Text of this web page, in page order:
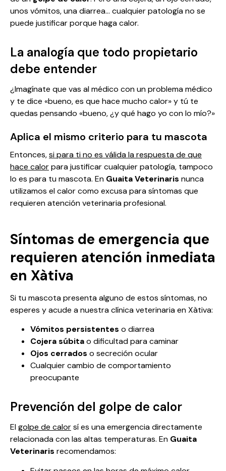
unos vómitos, una diarrea… cualquier patología no se
puede justificar porque haga calor.
La analogía que todo propietario
debe entender
¿Imagínate que vas al médico con un problema médico
y te dice «bueno, es que hace mucho calor» y tú te
quedas pensando «bueno, ¿y qué hago yo con lo mío?»
Aplica el mismo criterio para tu mascota
Entonces,si para ti no es válida la respuesta de que
hace calorpara justificar cualquier patología, tampoco
lo es para tu mascota. En Guaita Veterinaris nunca
utilizamos el calor como excusa para síntomas que
requieren atención veterinaria profesional.
Síntomas de emergencia que
requieren atención inmediata
en Xàtiva
Si tu mascota presenta alguno de estos síntomas, no
esperes y acude a nuestra clínica veterinaria en Xàtiva:
Vómitos persistentes o diarrea
Cojera súbitao dificultad para caminar
Ojos cerrados o secreción ocular
Cualquier cambio de comportamiento
preocupante
Prevención del golpe de calor
Elgolpe de calorsí es una emergencia directamente
relacionada con las altas temperaturas. En Guaita
Veterinaris recomendamos: